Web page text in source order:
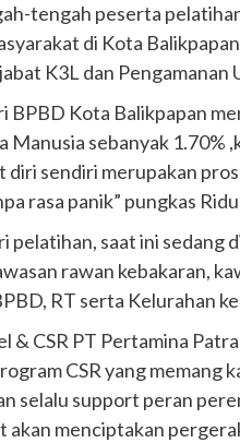
tengah peserta
di Kota
K3L dan Pengamanan
BPBD Kota Balikpapan
Manusia sebanyak 1.70%
sendiri merupakan
rasa panik” pungkas
pelatihan, saat ini sedang
rawan kebakaran,
RT serta Kelurahan
& CSR PT Pertamina
CSR yang
selalu support peran
akan menciptakan